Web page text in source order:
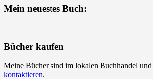
Mein neuestes Buch:
Bücher kaufen
Meine Bücher sind im lokalen Buchhandel
kontaktieren.